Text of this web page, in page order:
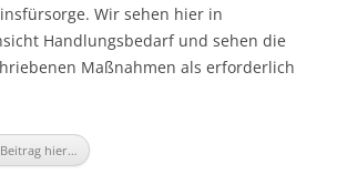
Wir sehen hier in
Handlungsbedarf und sehen die
Maßnahmen als erforderlich
hier…